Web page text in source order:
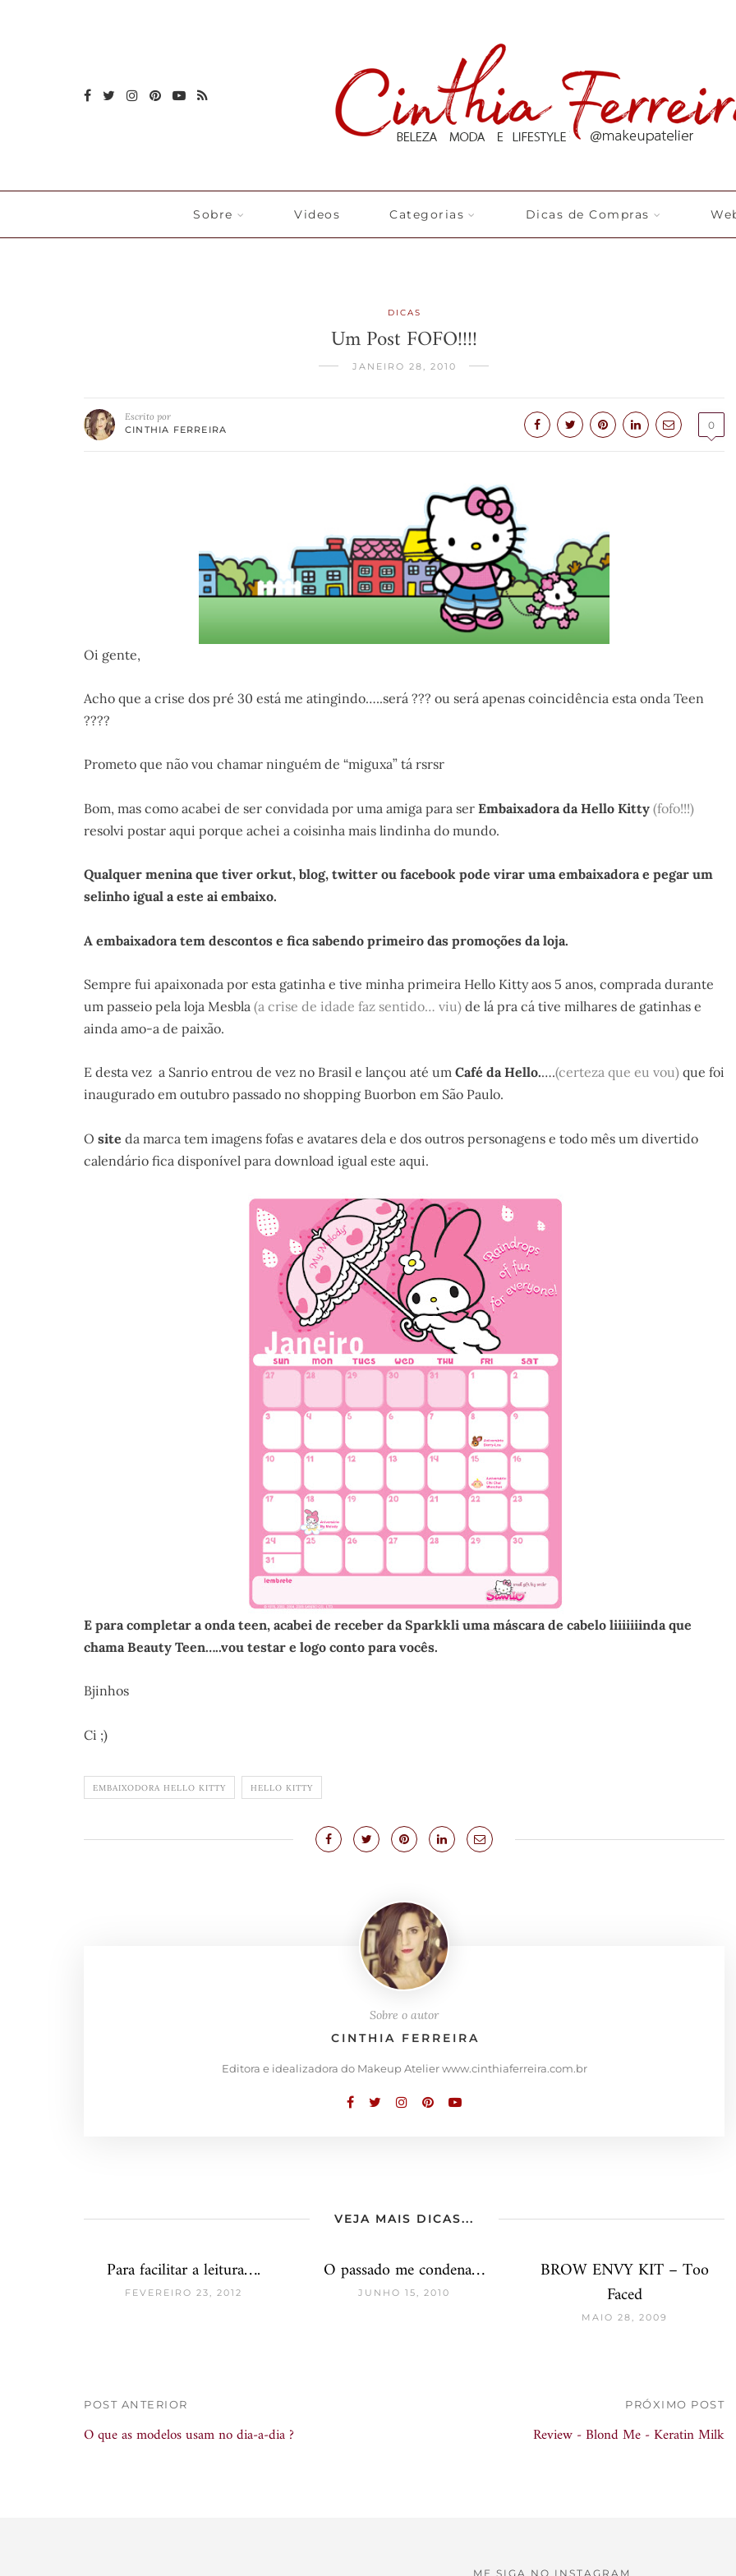
Sobre Videos Categorias Dicas de Compras
DICAS
Um Post FOFO!!!!
JANEIRO 28, 2010
Escrito por
CINTHIA FERREIRA
0
Oi gente,
Acho que a crise dos pré 30 está me atingindo…..será ??? ou será apenas coincidência esta onda Teen
????
Prometo que não vou chamar ninguém de “miguxa” tá rsrsr
Bom, mas como acabei de ser convidada por uma amiga para ser Embaixadora da Hello Kitty (fofo!!!)
resolvi postar aqui porque achei a coisinha mais lindinha do mundo.
Qualquer menina que tiver orkut, blog, twitter ou facebook pode virar uma embaixadora e pegar um
selinho igual a este ai embaixo.
A embaixadora tem descontos e fica sabendo primeiro das promoções da loja.
Sempre fui apaixonada por esta gatinha e tive minha primeira Hello Kitty aos 5 anos, comprada durante
um passeio pela loja Mesbla (a crise de idade faz sentido… viu) de lá pra cá tive milhares de gatinhas e
ainda amo-a de paixão.
E desta vez a Sanrio entrou de vez no Brasil e lançou até um Café da Hello.….(certeza que eu vou) que foi
inaugurado em outubro passado no shopping Buorbon em São Paulo.
O site da marca tem imagens fofas e avatares dela e dos outros personagens e todo mês um divertido
calendário fica disponível para download igual este aqui.
E para completar a onda teen, acabei de receber da Sparkkli uma máscara de cabelo liiiiiiinda que
chama Beauty Teen…..vou testar e logo conto para vocês.
Bjinhos
Ci ;)
EMBAIXODORA HELLO KITTY HELLO KITTY
Sobre o autor
CINTHIA FERREIRA
Editora e idealizadora do Makeup Atelier www.cinthiaferreira.com.br
VEJA MAIS DICAS...
Para facilitar a leitura….
FEVEREIRO 23, 2012
O passado me condena…
JUNHO 15, 2010
BROW ENVY KIT – Too
Faced
MAIO 28, 2009
POST ANTERIOR
O que as modelos usam no dia-a-dia ?
PRÓXIMO POST
Review - Blond Me - Keratin Milk
ME SIGA NO INSTAGRAM